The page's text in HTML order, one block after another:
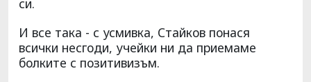
И все така - с усмивка, Стайков понася
всички несгоди, учейки ни да приемаме
болките с позитивизъм.